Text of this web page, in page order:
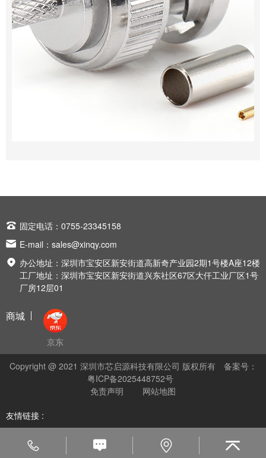
 固定电话：0755-23345158
 E-mail： sales@xinqy.com
 办公地址：深圳市宝安区新安街道高新奇产业园2期1号楼A座12楼
工厂地址：深圳市宝安区新安街道兴东社区67区大仟工业厂区1号
厂房12层01
商城
京东
Copyright @ 2021 深圳市芯启源科技有限公司 版权所有
备案号：
粤ICP备2025448752号
免责声明
网站地图
友情链接 :
   